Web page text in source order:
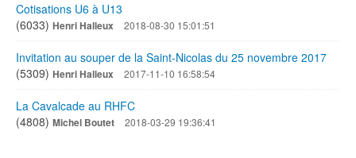
Cotisations U6 à U13
(6033) Henri Halleux 2018-08-30 15:01:51
Invitation au souper de la Saint-Nicolas du 25 novembre 2017
(5309) Henri Halleux 2017-11-10 16:58:54
La Cavalcade au RHFC
(4808) Michel Boutet 2018-03-29 19:36:41